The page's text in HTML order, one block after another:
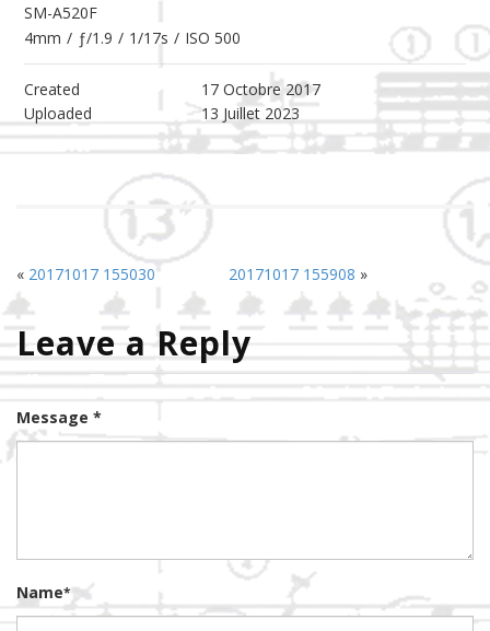
SM-A520F
4mm / ƒ/1.9 / 1/17s / ISO 500
Created
17 Octobre 2017
Uploaded
13 Juillet 2023
« 20171017 155030 20171017 155908 »
Leave a Reply
Message *
Name*